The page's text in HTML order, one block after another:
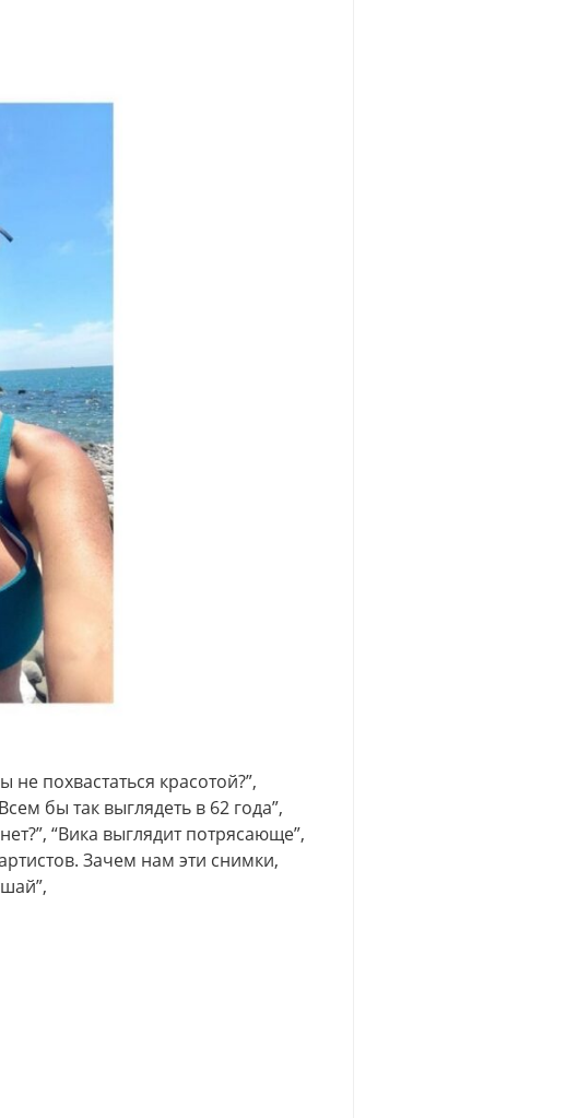
похвастаться красотой?”,
бы так выглядеть в 62 года”,
“Вика выглядит потрясающе”,
Зачем нам эти снимки,